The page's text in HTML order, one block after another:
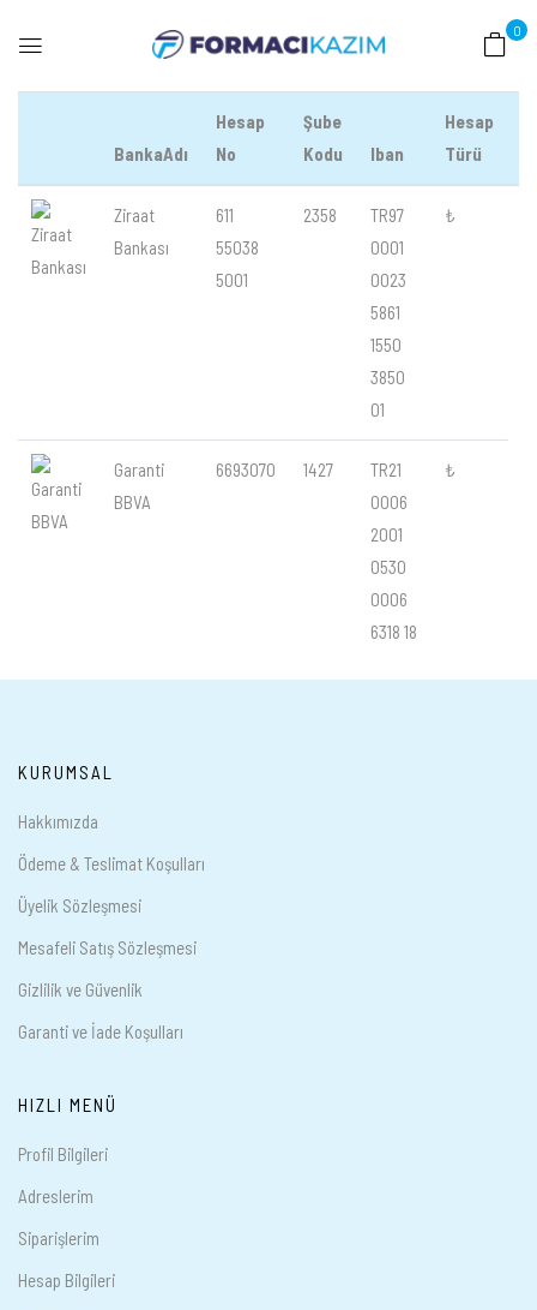
0
BankaAdı
Hesap
No
Şube
Kodu
Iban
Hesap
Türü
Ziraat
Bankası
611
55038
5001
2358
TR97
0001
0023
5861
1550
3850
01
₺
Garanti
BBVA
6693070 1427
TR21
0006
2001
0530
0006
6318 18
₺
KURUMSAL
Hakkımızda
Ödeme & Teslimat Koşulları
Üyelik Sözleşmesi
Mesafeli Satış Sözleşmesi
Gizlilik ve Güvenlik
Garanti ve İade Koşulları
HIZLI MENÜ
Profil Bilgileri
Adreslerim
Siparişlerim
Hesap Bilgileri